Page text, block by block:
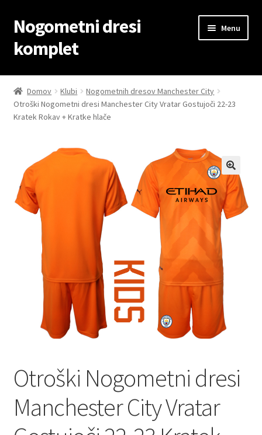
Skip
to
navigation
Skip
to
content
Nogometni dresi
komplet
Menu
Domov
Blog
Košarica
Moj račun
Trgovina
Zaključek nakupa
Domov Klubi
Nogometnih dresov Manchester City
Otroški Nogometni dresi Manchester City Vratar Gostujoči 22-23
Kratek Rokav + Kratke hlače
Otroški Nogometni dresi
Manchester City Vratar